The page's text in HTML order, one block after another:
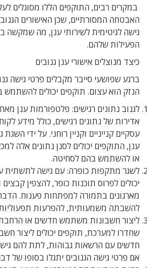
במקרים רבים, התוקפים הללו מסוגלים
האבטחה המסורתיים, שכן האישורים
גישה לגיטימית לשירותי ענן, מה שמקשה
הפעילות שלהם.
כיצד מנוצלים אישורי ענן גנובים
ברגע שפושעי סייבר מקבלים פרטי גישה
הנזק הוא עצום. תוקפים יכולים להשתמש
לגנוב נתונים רגישים: פלטפורמות ענן
אדירות של נתונים רגישים, כולל מידע
עסקיים קנייניים וקניין רוחני. על ידי
ענן, התוקפים יכולים לסנן נתונים אלה
או להשתמש בהם לסחיטה.
לשגר מתקפות כופרה: עם גישה לתשתית
יכולים לפרוס תוכנות כופר, להצפין
מארגונים בתמורה למפתחות פענוח.
להשבתה משמעותית, להפרעות
ליצור חשבונות משתמש חדשים או
שחדרו למערכת, תוקפים יכולים ליצור
חדשים עם הרשאות גבוהות, לתת להם
אם פרטי גישה הגנובים יתגלו בסופו של